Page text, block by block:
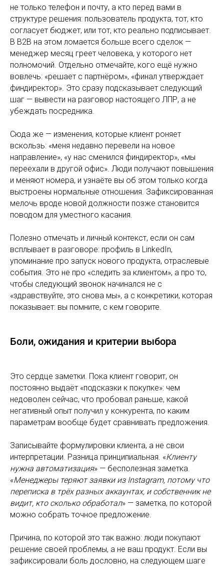
не только телефон и почту, а кто перед вами в
структуре решения: пользователь продукта, тот, кто
согласует бюджет, или тот, кто реально подписывает.
В B2B на этом ломается больше всего сделок —
менеджер месяц греет человека, у которого нет
полномочий. Отдельно отмечайте, кого ещё нужно
вовлечь: «решает с партнёром», «финал утверждает
финдиректор». Это сразу подсказывает следующий
шаг — вывести на разговор настоящего ЛПР, а не
убеждать посредника.
Сюда же — изменения, которые клиент роняет
вскользь: «меня недавно перевели на новое
направление», «у нас сменился финдиректор», «мы
переехали в другой офис». Люди получают повышения
и меняют номера, и узнаёте вы об этом только когда
выстроены нормальные отношения. Зафиксированная
мелочь вроде новой должности позже становится
поводом для уместного касания.
Полезно отмечать и личный контекст, если он сам
всплывает в разговоре: профиль в LinkedIn,
упоминание про запуск нового продукта, отраслевые
события. Это не про «следить за клиентом», а про то,
чтобы следующий звонок начинался не с
«здравствуйте, это снова мы», а с конкретики, которая
показывает: вы помните, с кем говорите.
Боли, ожидания и критерии выбора
Это сердце заметки. Пока клиент говорит, он
постоянно выдаёт «подсказки к покупке»: чем
недоволен сейчас, что пробовал раньше, какой
негативный опыт получил у конкурента, по каким
параметрам вообще будет сравнивать предложения.
Записывайте формулировки клиента, а не свои
интерпретации. Разница принципиальная. «Клиенту
нужна автоматизация» — бесполезная заметка.
«Менеджеры теряют заявки из Instagram, потому что
переписка в трёх разных аккаунтах, и собственник не
видит, кто сколько обработал» — заметка, по которой
можно собрать точное предложение.
Причина, по которой это так важно: люди покупают
решение своей проблемы, а не ваш продукт. Если вы
зафиксировали боль дословно, на следующем шаге